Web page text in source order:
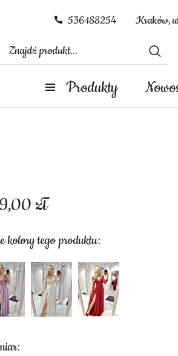
Kraków,
536188254
Produkty
zł
kolory tego produktu: